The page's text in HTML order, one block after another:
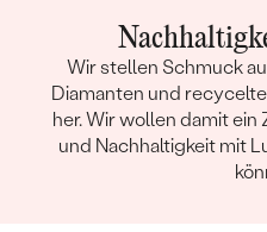
Wir stellen Schmuck
Diamanten und
her. Wir wollen damit ein
und Nachhaltigkeit mit